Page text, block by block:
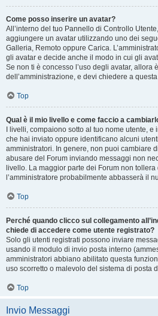
Come posso inserire un avatar?
All’interno del tuo Pannello di Controllo
aggiungere un avatar utilizzando uno dei
Galleria, Remoto oppure Carica.
gli avatar e decide anche il modo in cui gli
Se non ti è concesso l’uso degli avatar, allora
dell’amministrazione, e devi chiedere a
Top
Qual è il mio livello e come faccio a
I livelli, compaiono sotto al tuo nome utente,
che hai inviato oppure identificano alcuni
amministratori. In genere, non puoi cambiare
abusare del Forum inviando messaggi non
livello. La maggior parte dei Forum non
l’amministratore probabilmente abbasserà il
Top
Perché quando clicco sul collegamento
chiede di accedere come utente registrato?
Solo gli utenti registrati possono inviare
usando il modulo di invio posta interno
amministratori abbiano abilitato questa
uso scorretto o malevolo del sistema di posta
Top
Invio Messaggi